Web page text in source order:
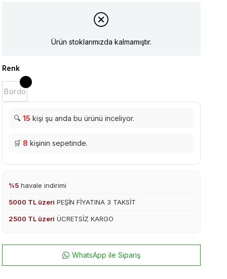
Ürün stoklarımızda kalmamıştır.
Renk
Bordo
🔍15 kişi şu anda bu ürünü inceliyor.
🛒 8 kişinin sepetinde.
%5 havale indirimi
5000 TL üzeri PEŞİN FİYATINA 3 TAKSİT
2500 TL üzeri ÜCRETSİZ KARGO
WhatsApp ile Sipariş